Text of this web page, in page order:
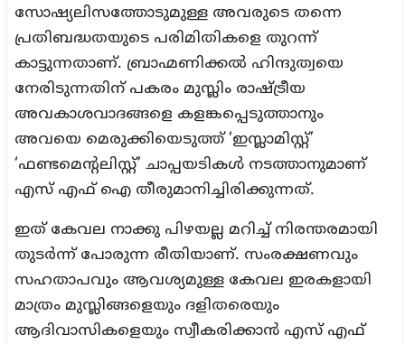
സോഷ്യലിസത്തോടുമുള്ള അവരുടെ തന്നെ
പ്രതിബദ്ധതയുടെ പരിമിതികളെ തുറന്ന്
കാട്ടുന്നതാണ്. ബ്രാഹ്മണിക്കൽ ഹിന്ദുത്വയെ
നേരിടുന്നതിന് പകരം മുസ്ലിം രാഷ്ട്രീയ
അവകാശവാദങ്ങളെ കളങ്കപ്പെടുത്താനും
അവയെ മെരുക്കിയെടുത്ത് ‘ഇസ്ലാമിസ്റ്റ്’
‘ഫണ്ടമെന്റലിസ്റ്റ്’ ചാപ്പയടികൾ നടത്താനുമാണ്
എസ് എഫ് ഐ തീരുമാനിച്ചിരിക്കുന്നത്.
ഇത് കേവല നാക്കു പിഴയല്ല മറിച്ച് നിരന്തരമായി
തുടർന്ന് പോരുന്ന രീതിയാണ്. സംരക്ഷണവും
സഹതാപവും ആവശ്യമുള്ള കേവല ഇരകളായി
മാത്രം മുസ്ലിങ്ങളെയും ദളിതരെയും
ആദിവാസികളെയും സ്വീകരിക്കാൻ എസ് എഫ്